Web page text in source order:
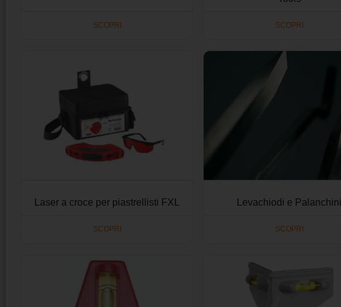
SCOPRI SCOPRI
Laser a croce per piastrellisti FXL
SCOPRI
Levachiodi e Palanchini
SCOPRI